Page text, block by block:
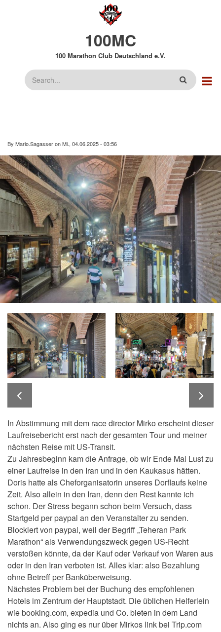
100MC
100 Marathon Club Deutschland e.V.
Suche
By Mario.SagasseronMi., 04.06.2025 - 03:56
In Abstimmung mit dem race director Mirko erscheint dieser
Laufreisebericht erst nach der gesamten Tour und meiner
nächsten Reise mit US-Transit.
Zu Jahresbeginn kam die Anfrage, ob wir Ende Mai Lust zu
einer Laufreise in den Iran und in den Kaukasus hätten.
Doris hatte als Cheforganisatorin unseres Dorflaufs keine
Zeit. Also allein in den Iran, denn den Rest kannte ich
schon. Der Stress begann schon beim Versuch, dass
Startgeld per paypal an den Veranstalter zu senden.
Blockiert von paypal, weil der Begriff „Teheran Park
Marathon“ als Verwendungszweck gegen US-Recht
verstoßen könnte, da der Kauf oder Verkauf von Waren aus
oder in den Iran verboten ist. Alles klar: also Bezahlung
ohne Betreff per Banküberweisung.
Nächstes Problem bei der Buchung des empfohlenen
Hotels im Zentrum der Hauptstadt. Die üblichen Helferlein
wie booking.com, expedia und Co. bieten in dem Land
nichts an. Also ging es nur über Mirkos link bei Trip.com